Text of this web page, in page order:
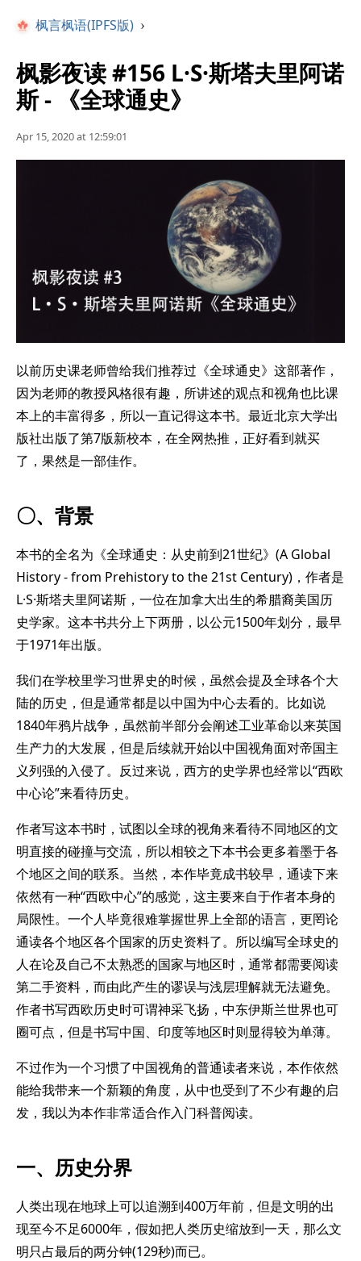
枫言枫语(IPFS版) ›
枫影夜读 #156 L·S·斯塔夫里阿诺
斯 - 《全球通史》
Apr 15, 2020 at 12:59:01
以前历史课老师曾给我们推荐过《全球通史》这部著作，
因为老师的教授风格很有趣，所讲述的观点和视角也比课
本上的丰富得多，所以一直记得这本书。最近北京大学出
版社出版了第7版新校本，在全网热推，正好看到就买
了，果然是一部佳作。
〇、背景
本书的全名为《全球通史：从史前到21世纪》(A Global
History - from Prehistory to the 21st Century)，作者是
L·S·斯塔夫里阿诺斯，一位在加拿大出生的希腊裔美国历
史学家。这本书共分上下两册，以公元1500年划分，最早
于1971年出版。
我们在学校里学习世界史的时候，虽然会提及全球各个大
陆的历史，但是通常都是以中国为中心去看的。比如说
1840年鸦片战争，虽然前半部分会阐述工业革命以来英国
生产力的大发展，但是后续就开始以中国视角面对帝国主
义列强的入侵了。反过来说，西方的史学界也经常以“西欧
中心论”来看待历史。
作者写这本书时，试图以全球的视角来看待不同地区的文
明直接的碰撞与交流，所以相较之下本书会更多着墨于各
个地区之间的联系。当然，本作毕竟成书较早，通读下来
依然有一种“西欧中心”的感觉，这主要来自于作者本身的
局限性。一个人毕竟很难掌握世界上全部的语言，更罔论
通读各个地区各个国家的历史资料了。所以编写全球史的
人在论及自己不太熟悉的国家与地区时，通常都需要阅读
第二手资料，而由此产生的谬误与浅层理解就无法避免。
作者书写西欧历史时可谓神采飞扬，中东伊斯兰世界也可
圈可点，但是书写中国、印度等地区时则显得较为单薄。
不过作为一个习惯了中国视角的普通读者来说，本作依然
能给我带来一个新颖的角度，从中也受到了不少有趣的启
发，我以为本作非常适合作入门科普阅读。
一、历史分界
人类出现在地球上可以追溯到400万年前，但是文明的出
现至今不足6000年，假如把人类历史缩放到一天，那么文
明只占最后的两分钟(129秒)而已。